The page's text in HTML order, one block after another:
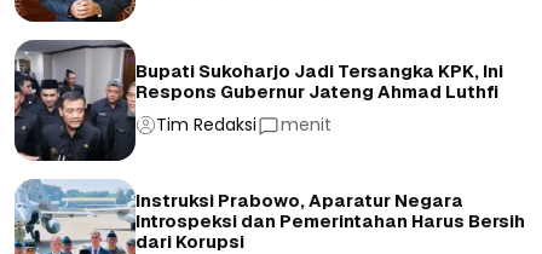
Bupati Sukoharjo Jadi Tersangka KPK, Ini
Respons Gubernur Jateng Ahmad Luthfi
Tim Redaksi menit
Instruksi Prabowo, Aparatur Negara
Introspeksi dan Pemerintahan Harus Bersih
dari Korupsi